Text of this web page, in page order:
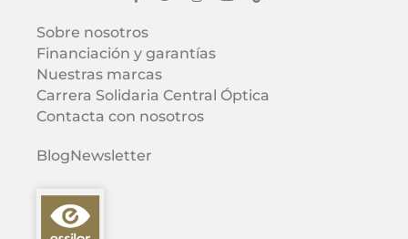
Sobre nosotros
Financiación y garantías
Nuestras marcas
Carrera Solidaria Central Óptica
Contacta con nosotros
BlogNewsletter